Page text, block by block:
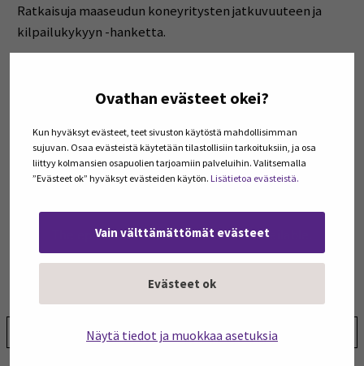
Ovathan evästeet okei?
Kun hyväksyt evästeet, teet sivuston käytöstä mahdollisimman
sujuvan. Osaa evästeistä käytetään tilastollisiin tarkoituksiin, ja osa
liittyy kolmansien osapuolien tarjoamiin palveluihin. Valitsemalla
”Evästeet ok” hyväksyt evästeiden käytön. Lisätietoa evästeistä.
Vain välttämättömät evästeet
Evästeet ok
Näytä tiedot ja muokkaa asetuksia
Ratkaisuja maaseudun koneyritysten jatkuvuuteen ja
kilpailukykyyn -hanketta.
ammattikorkeakoulu. Editointi ja litterointi: Marja
Podcastin tekstivastine » (Opens in a new window)